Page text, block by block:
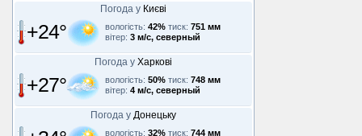
Погода у Києві
+24° вологість: 42% тиск: 751 мм
вітер: 3 м/с, северный
Погода у Харкові
+27° вологість: 50% тиск: 748 мм
вітер: 4 м/с, северный
Погода у Донецьку
вологість: 32% тиск: 744 мм